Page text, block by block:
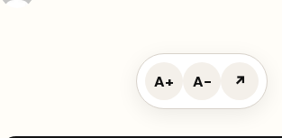
A+ A− ↗